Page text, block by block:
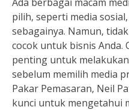
pilih, seperti media
sebagainya. Namun,
cocok untuk bisnis Anda.
penting untuk
sebelum memilih media
Pakar Pemasaran, Neil
kunci untuk mengetahui